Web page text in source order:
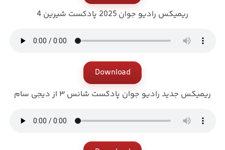
ریمیکس رادیو جوان 2025 پادکست شیرین 4
Download
ریمیکس جدید رادیو جوان پادکست شانس ۳ از دیجی سام